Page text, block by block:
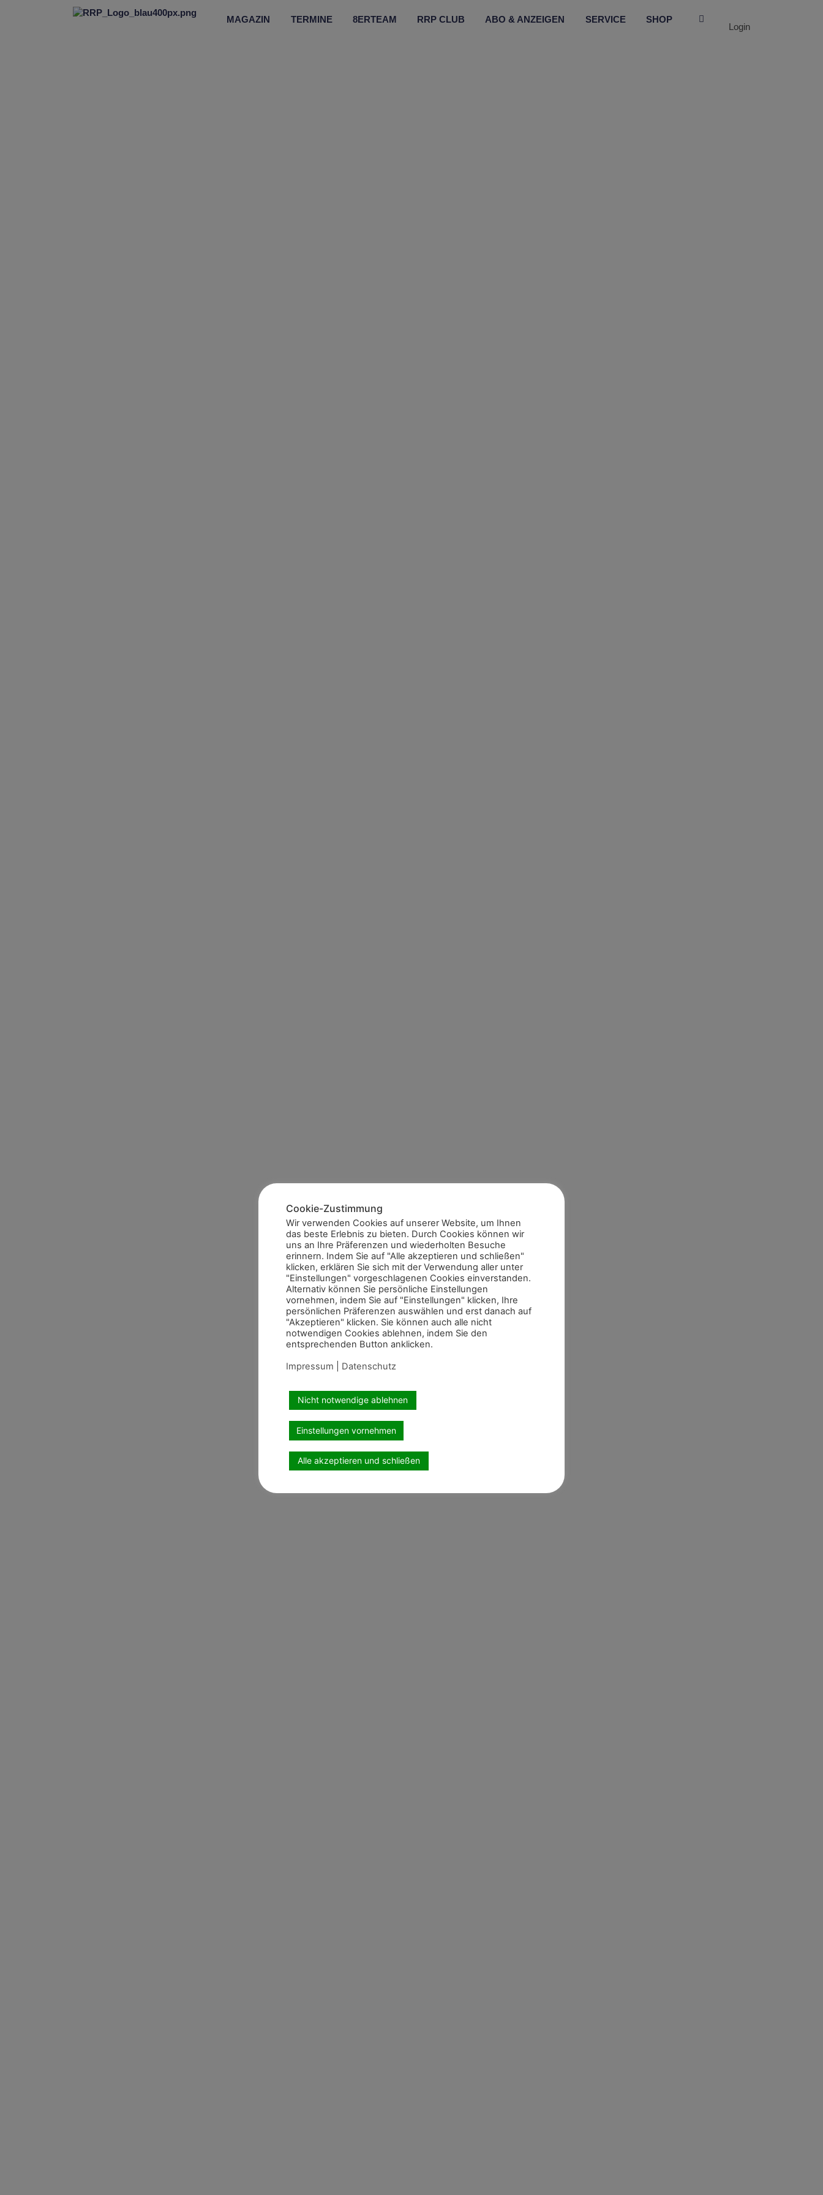
MAGAZIN TERMINE 8ERTEAM RRP CLUB ABO & ANZEIGEN SERVICE SHOP
Login
Cookie-Zustimmung
Wir verwenden Cookies auf unserer Website, um Ihnen
das beste Erlebnis zu bieten. Durch Cookies können wir
uns an Ihre Präferenzen und wiederholten Besuche
erinnern. Indem Sie auf "Alle akzeptieren und schließen"
klicken, erklären Sie sich mit der Verwendung aller unter
"Einstellungen" vorgeschlagenen Cookies einverstanden.
Alternativ können Sie persönliche Einstellungen
vornehmen, indem Sie auf "Einstellungen" klicken, Ihre
persönlichen Präferenzen auswählen und erst danach auf
"Akzeptieren" klicken. Sie können auch alle nicht
notwendigen Cookies ablehnen, indem Sie den
entsprechenden Button anklicken.
Impressum
Datenschutz
Nicht notwendige ablehnen
Einstellungen vornehmen
Alle akzeptieren und schließen